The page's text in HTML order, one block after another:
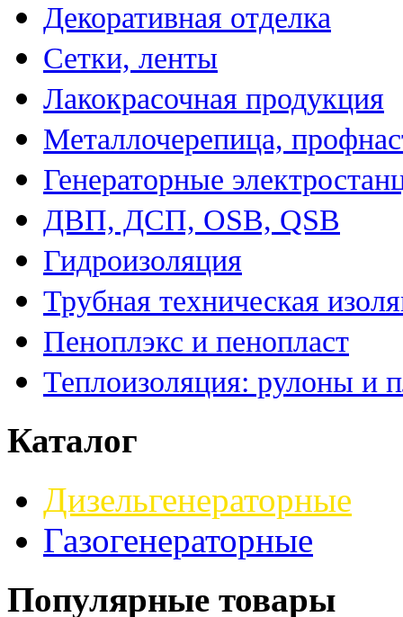
Декоративная отделка
Сетки, ленты
Лакокрасочная продукция
Металлочерепица,
Генераторные
ДВП, ДСП, OSB, QSB
Гидроизоляция
Трубная техническая
Пеноплэкс и пенопласт
Теплоизоляция: рулоны и
Каталог
Дизельгенераторные
Газогенераторные
Популярные товары